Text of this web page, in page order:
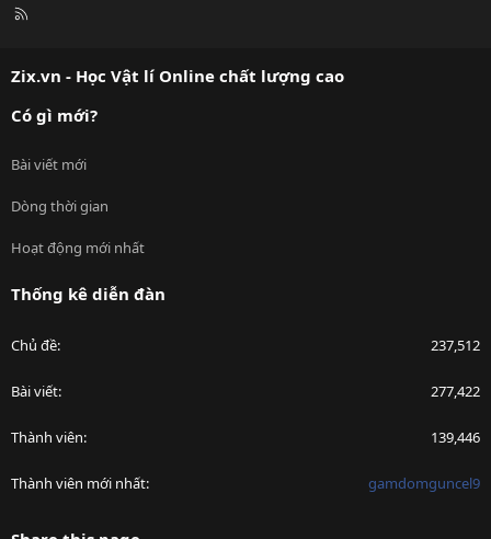
R
Zix.vn - Học Vật lí Online chất lượng cao
Có gì mới?
Bài viết mới
Dòng thời gian
Hoạt động mới nhất
Thống kê diễn đàn
Chủ đề 237,512
Bài viết 277,422
Thành viên 139,446
Thành viên mới nhất gamdomguncel9